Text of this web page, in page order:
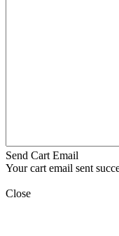
Send Cart Email
Your cart email sent
Close